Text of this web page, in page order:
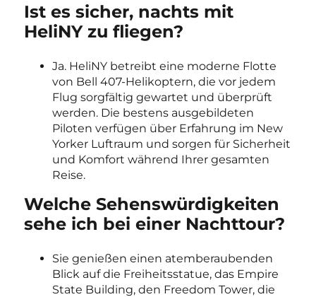
Ist es sicher, nachts mit
HeliNY zu fliegen?
Ja. HeliNY betreibt eine moderne Flotte
von Bell 407-Helikoptern, die vor jedem
Flug sorgfältig gewartet und überprüft
werden. Die bestens ausgebildeten
Piloten verfügen über Erfahrung im New
Yorker Luftraum und sorgen für Sicherheit
und Komfort während Ihrer gesamten
Reise.
Welche Sehenswürdigkeiten
sehe ich bei einer Nachttour?
Sie genießen einen atemberaubenden
Blick auf die Freiheitsstatue, das Empire
State Building, den Freedom Tower, die